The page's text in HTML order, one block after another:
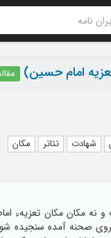
امام حسین)
شهادت تئاتر
مکان
نه مکان مکان‌ تعزیهء
روی صحنه آمده